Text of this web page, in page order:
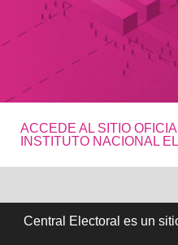
ACCEDE AL SITIO
INSTITUTO NACIONAL
Central Electoral es un